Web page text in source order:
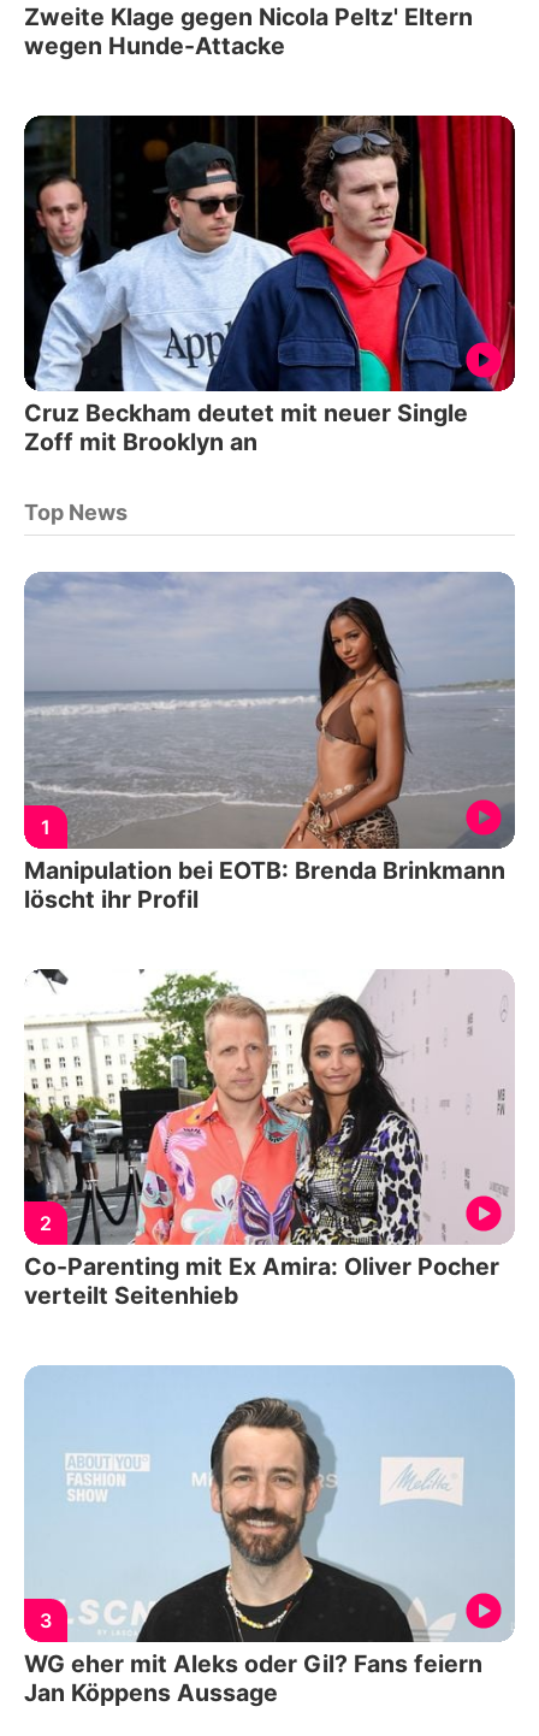
Zweite Klage gegen Nicola Peltz' Eltern
wegen Hunde-Attacke
Cruz Beckham deutet mit neuer Single
Zoff mit Brooklyn an
Top News
1
Manipulation bei EOTB: Brenda Brinkmann
löscht ihr Profil
2
Co-Parenting mit Ex Amira: Oliver Pocher
verteilt Seitenhieb
3
WG eher mit Aleks oder Gil? Fans feiern
Jan Köppens Aussage